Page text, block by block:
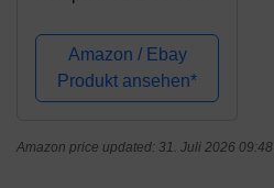
05003471001
Amazon / Ebay
Produkt ansehen*
Amazon price updated: 31. Juli 2026 09:48